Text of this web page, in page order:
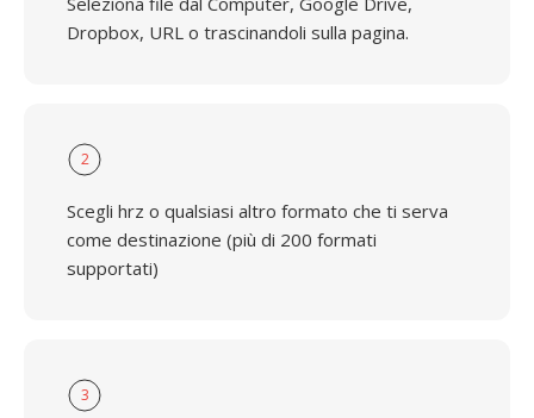
Dropbox, URL o trascinandoli sulla pagina.
2
Scegli hrz o qualsiasi altro formato che ti serva
come destinazione (più di 200 formati
supportati)
3